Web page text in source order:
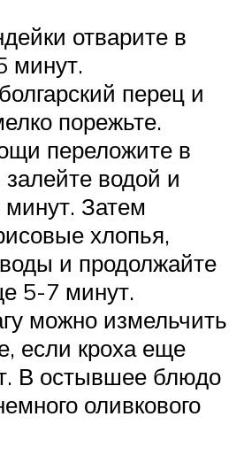
отварите в
минут.
перец и
порежьте.
переложите в
водой и
Затем
хлопья,
и продолжайте
5-7 минут.
можно измельчить
если кроха еще
В остывшее блюдо
оливкового